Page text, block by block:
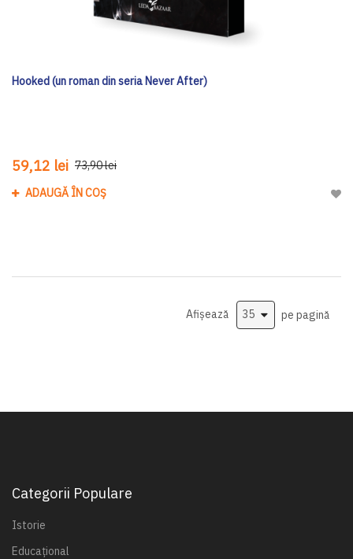
Hooked (un roman din seria Never After)
59,12 lei 73,90 lei
ADAUGĂ ÎN COȘ
Afișează pe pagină
Categorii Populare
Istorie
Educațional